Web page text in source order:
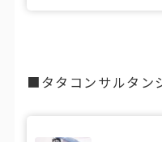
■タタコンサルタン